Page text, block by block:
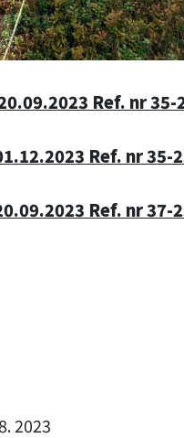
Ref. nr 35-
Ref. nr 35-
Ref. nr 37-
2023